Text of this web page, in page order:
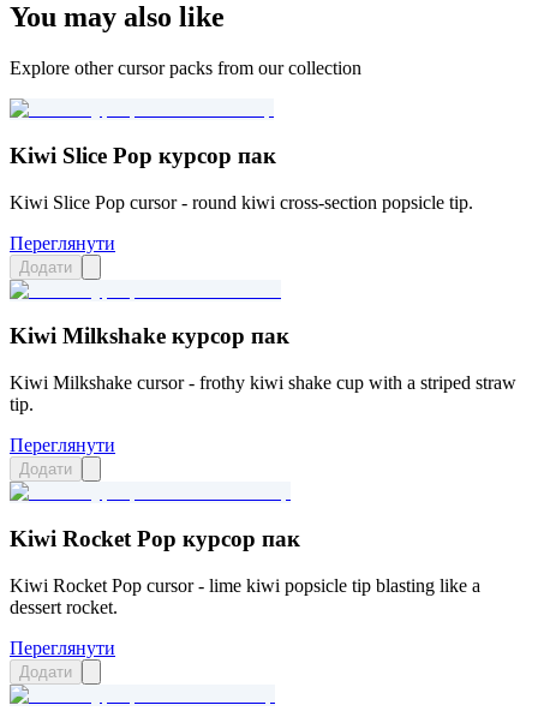
You may also like
Explore other cursor packs from our collection
Kiwi Slice Pop курсор пак
Kiwi Slice Pop cursor - round kiwi cross-section popsicle tip.
Переглянути
Додати
Kiwi Milkshake курсор пак
Kiwi Milkshake cursor - frothy kiwi shake cup with a striped straw
tip.
Переглянути
Додати
Kiwi Rocket Pop курсор пак
Kiwi Rocket Pop cursor - lime kiwi popsicle tip blasting like a
dessert rocket.
Переглянути
Додати